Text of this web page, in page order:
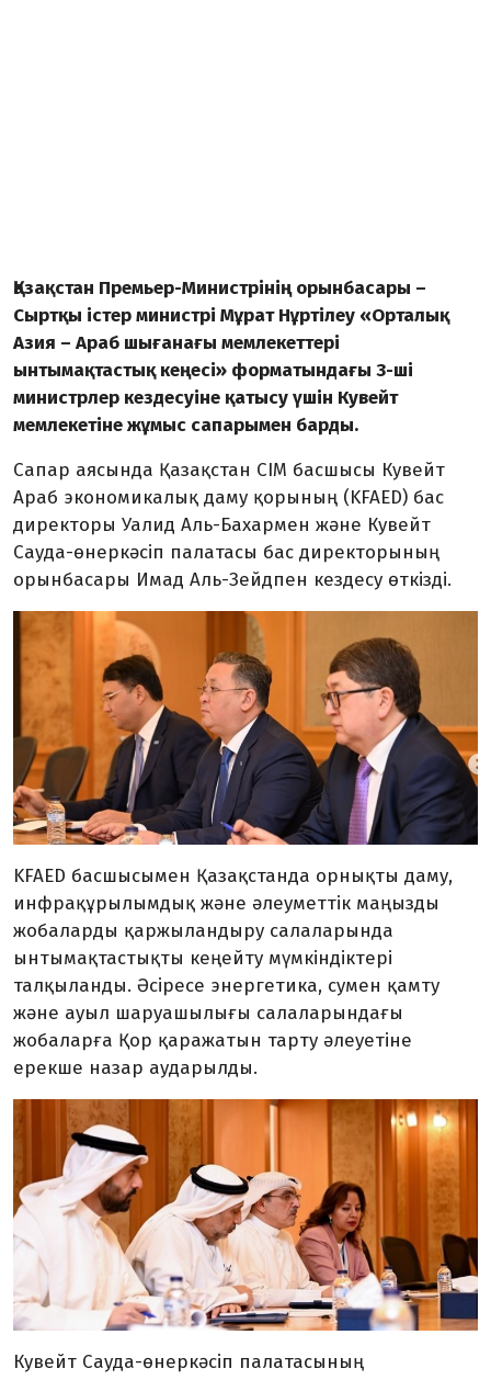
Қазақстан Премьер-Министрінің орынбасары –
Сыртқы істер министрі Мұрат Нұртілеу «Орталық
Азия – Араб шығанағы мемлекеттері
ынтымақтастық кеңесі» форматындағы 3-ші
министрлер кездесуіне қатысу үшін Кувейт
мемлекетіне жұмыс сапарымен барды.
Сапар аясында Қазақстан СІМ басшысы Кувейт
Араб экономикалық даму қорының (KFAED) бас
директоры Уалид Аль-Бахармен және Кувейт
Сауда-өнеркәсіп палатасы бас директорының
орынбасары Имад Аль-Зейдпен кездесу өткізді.
KFAED басшысымен Қазақстанда орнықты даму,
инфрақұрылымдық және әлеуметтік маңызды
жобаларды қаржыландыру салаларында
ынтымақтастықты кеңейту мүмкіндіктері
талқыланды. Әсіресе энергетика, сумен қамту
және ауыл шаруашылығы салаларындағы
жобаларға Қор қаражатын тарту әлеуетіне
ерекше назар аударылды.
Кувейт Сауда-өнеркәсіп палатасының